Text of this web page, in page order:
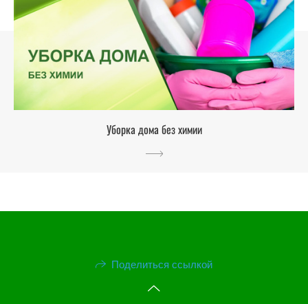
Уборка дома без химии
Поделиться ссылкой